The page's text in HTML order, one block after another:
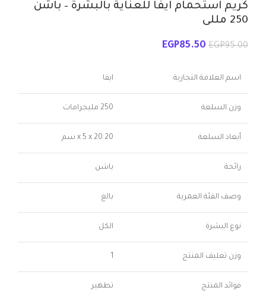
كريم استحمام ايفا للعناية بالبشرة – باشن
250 مللى
EGP95.00
EGP85.50
اسم العلامة التجارية ايفا
وزن السلعة 250 مليجرامات
أبعاد السلعة 20 x 5 x 20 سم
رائحة باشن
وصف الفئة العمرية بالغ
نوع البشرة الكل
وزن تغليف المنتج 1
فوائد المنتج تطهير